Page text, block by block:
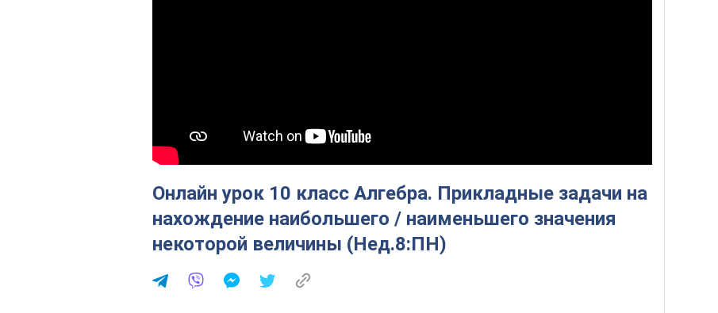
Онлайн урок 10 класс Алгебра. Прикладные задачи на
нахождение наибольшего / наименьшего значения
некоторой величины (Нед.8:ПН)